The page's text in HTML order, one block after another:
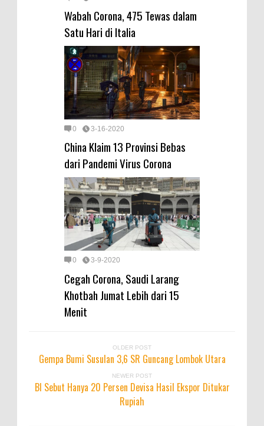
Wabah Corona, 475 Tewas dalam
Satu Hari di Italia
0 3-16-2020
China Klaim 13 Provinsi Bebas
dari Pandemi Virus Corona
0 3-9-2020
Cegah Corona, Saudi Larang
Khotbah Jumat Lebih dari 15
Menit
OLDER POST
Gempa Bumi Susulan 3,6 SR Guncang Lombok Utara
NEWER POST
BI Sebut Hanya 20 Persen Devisa Hasil Ekspor Ditukar
Rupiah